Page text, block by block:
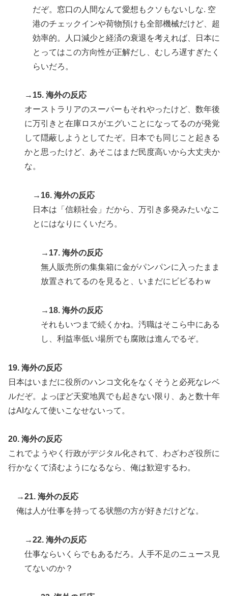
だぞ。窓口の人間なんて愛想もクソもないしな. 空
港のチェックインや荷物預けも全部機械だけど、超
効率的。人口減少と経済の衰退を考えれば、日本に
とってはこの方向性が正解だし、むしろ遅すぎたく
らいだろ。
→15. 海外の反応
オーストラリアのスーパーもそれやったけど、数年後
に万引きと在庫ロスがエグいことになってるのが発覚
して隠蔽しようとしてたぞ。日本でも同じこと起きる
かと思ったけど、あそこはまだ民度高いから大丈夫か
な。
→16. 海外の反応
日本は「信頼社会」だから、万引き多発みたいなこ
とにはなりにくいだろ。
→17. 海外の反応
無人販売所の集集箱に金がパンパンに入ったまま
放置されてるのを見ると、いまだにビビるわｗ
→18. 海外の反応
それもいつまで続くかね。汚職はそこら中にある
し、利益率低い場所でも腐敗は進んでるぞ。
19. 海外の反応
日本はいまだに役所のハンコ文化をなくそうと必死なレベ
ルだぞ。よっぽど天変地異でも起きない限り、あと数十年
はAIなんて使いこなせないって。
20. 海外の反応
これでようやく行政がデジタル化されて、わざわざ役所に
行かなくて済むようになるなら、俺は歓迎するわ。
→21. 海外の反応
俺は人が仕事を持ってる状態の方が好きだけどな。
→22. 海外の反応
仕事ならいくらでもあるだろ。人手不足のニュース見
てないのか？